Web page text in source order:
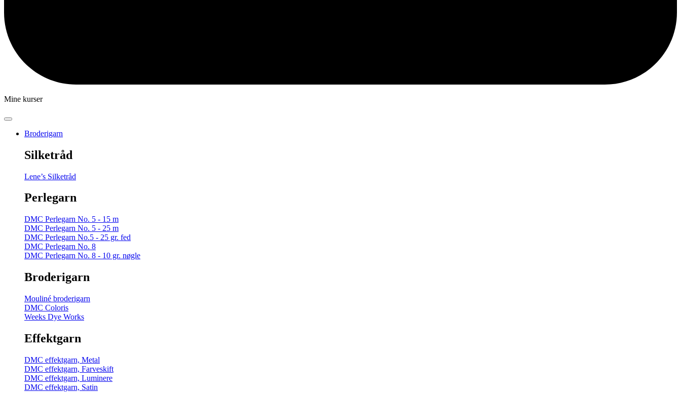
Mine kurser
Broderigarn
Silketråd
Lene’s Silketråd
Perlegarn
DMC Perlegarn No. 5 - 15 m
DMC Perlegarn No. 5 - 25 m
DMC Perlegarn No.5 - 25 gr. fed
DMC Perlegarn No. 8
DMC Perlegarn No. 8 - 10 gr. nøgle
Broderigarn
Mouliné broderigarn
DMC Coloris
Weeks Dye Works
Effektgarn
DMC effektgarn, Metal
DMC effektgarn, Farveskift
DMC effektgarn, Luminere
DMC effektgarn, Satin